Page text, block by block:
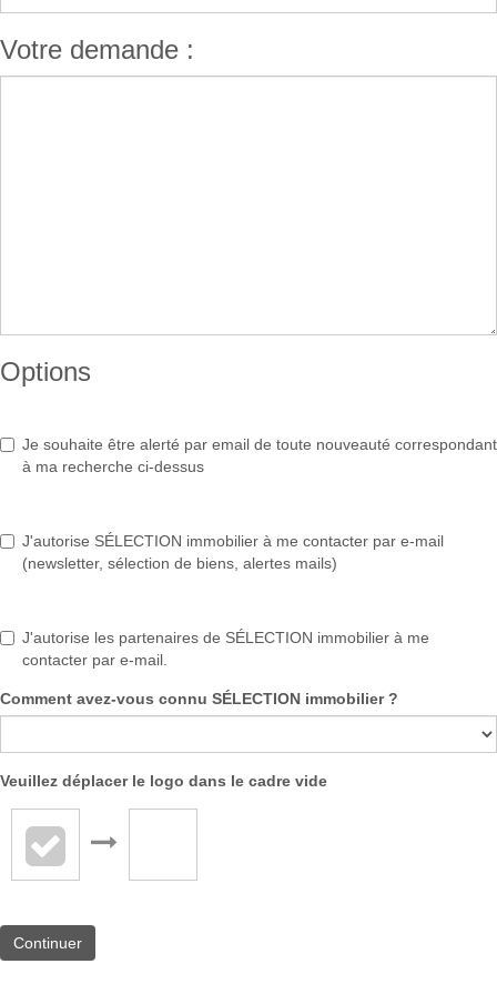
Votre demande :
Options
Je souhaite être alerté par email de toute nouveauté correspondant
à ma recherche ci-dessus
J'autorise SÉLECTION immobilier à me contacter par e-mail
(newsletter, sélection de biens, alertes mails)
J'autorise les partenaires de SÉLECTION immobilier à me
contacter par e-mail.
Comment avez-vous connu SÉLECTION immobilier ?
Veuillez déplacer le logo dans le cadre vide
Continuer